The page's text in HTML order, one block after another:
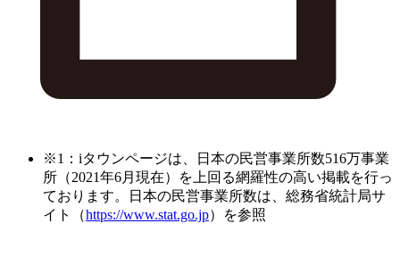
※1：iタウンページは、日本の民営事業所数516万事業
所（2021年6月現在）を上回る網羅性の高い掲載を行っ
ております。日本の民営事業所数は、総務省統計局サ
イト（https://www.stat.go.jp）を参照